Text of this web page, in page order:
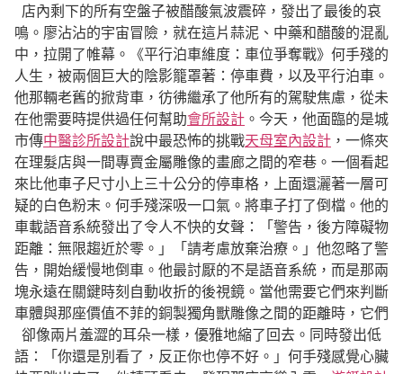
店內剩下的所有空盤子被醋酸氣波震碎，發出了最後的哀
鳴。廖沾沾的宇宙冒險，就在這片蒜泥、中藥和醋酸的混亂
中，拉開了帷幕。《平行泊車維度：車位爭奪戰》何手殘的
人生，被兩個巨大的陰影籠罩著：停車費，以及平行泊車。
他那輛老舊的掀背車，彷彿繼承了他所有的駕駛焦慮，從未
在他需要時提供過任何幫助會所設計 。今天，他面臨的是城
市傳中醫診所設計說中最恐怖的挑戰天母室內設計 ，一條夾
在理髮店與一間專賣金屬雕像的畫廊之間的窄巷。一個看起
來比他車子尺寸小上三十公分的停車格，上面還灑著一層可
疑的白色粉末。何手殘深吸一口氣。將車子打了倒檔。他的
車載語音系統發出了令人不快的女聲：「警告，後方障礙物
距離：無限趨近於零。」「請考慮放棄治療。」他忽略了警
告，開始緩慢地倒車。他最討厭的不是語音系統，而是那兩
塊永遠在關鍵時刻自動收折的後視鏡。當他需要它們來判斷
車體與那座價值不菲的銅製獨角獸雕像之間的距離時，它們
卻像兩片羞澀的耳朵一樣，優雅地縮了回去。同時發出低
語：「你還是別看了，反正你也停不好。」何手殘感覺心臟